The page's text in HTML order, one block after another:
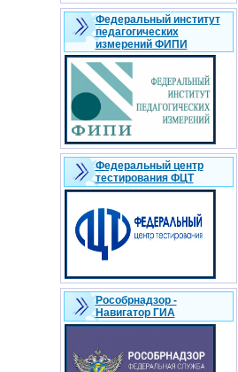
Федеральный институт
педагогических
измерений ФИПИ
Федеральный центр
тестирования ФЦТ
Рособрнадзор -
Навигатор ГИА